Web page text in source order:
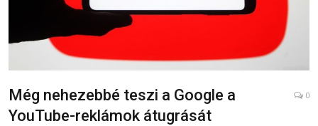
Még nehezebbé teszi a Google a
YouTube-reklámok átugrását
0